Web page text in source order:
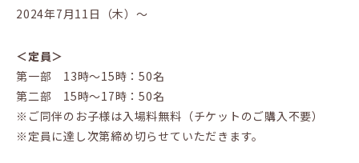
2024年7月11日（木）～
＜定員＞
第一部 13時～15時：50名
第二部 15時～17時：50名
※ご同伴のお子様は入場料無料（チケットのご購入不要）
※定員に達し次第締め切らせていただきます。